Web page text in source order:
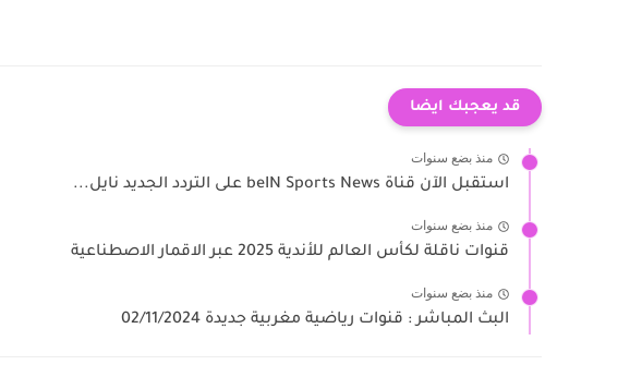
قد يعجبك ايضا
منذ بضع سنوات
استقبل الآن قناة beIN Sports News على التردد الجديد نايل...
منذ بضع سنوات
قنوات ناقلة لكأس العالم للأندية 2025 عبر الاقمار الاصطناعية
منذ بضع سنوات
البث المباشر : قنوات رياضية مغربية جديدة 02/11/2024